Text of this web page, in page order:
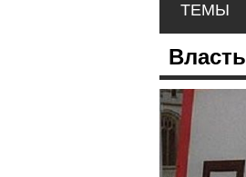
ТЕМЫ
Власть